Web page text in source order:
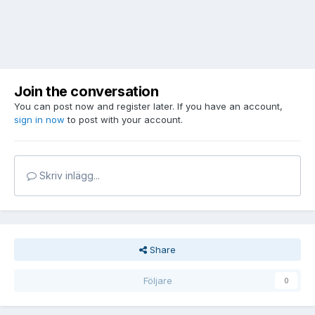
Join the conversation
You can post now and register later. If you have an account,
sign in now to post with your account.
Skriv inlägg...
Share
Följare 0